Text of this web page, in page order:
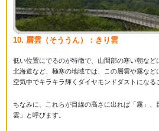
10. 層雲（そううん）：きり雲
低い位置にでるのが特徴で、山間部の寒い朝など
北海道など、極寒の地域では、この層雲や霧など
空気中でキラキラ輝くダイヤモンドダストになる
ちなみに、これらが目線の高さに出れば「霧」
雲」と呼びます。